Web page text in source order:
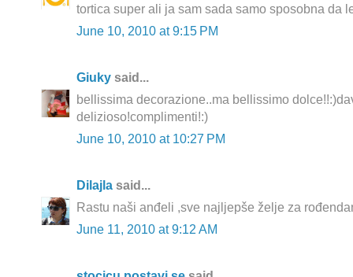
tortica super ali ja sam sada samo sposobna da
June 10, 2010 at 9:15 PM
Giuky said...
bellissima decorazione..ma bellissimo
delizioso!complimenti!:)
June 10, 2010 at 10:27 PM
Dilajla said...
Rastu naši anđeli ,sve najljepše želje za
June 11, 2010 at 9:12 AM